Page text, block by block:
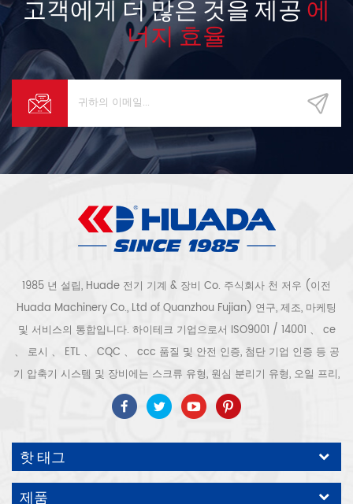
고객에게 더 많은 것을 제공 에
너지 효율
1985 년 설립, Huade 전기 기계 & 장비 Co. 주식회사 천 저우 (이전
Huada Machinery Co., Ltd of Quanzhou Fujian) 연구, 제조, 마케팅
및 서비스의 통합입니다. 하이테크 기업으로서 ISO9001 / 14001 、 ce
、 로시 、 ETL 、 CQC 、 ccc 품질 및 안전 인증, 첨단 기업 인증 등 공
기 압축기 시스템 및 장비에는 스크류 유형, 원심 분리기 유형, 오일 프리,
스크롤 유형, 피스톤 유형, 건조기, 필터, 배수기, 완전한 공기 압축기 생산
라인 등이 포함됩니다. 보다 300 가지 유형의 공기 압축기 산업 전문가
우리 회사는 보다 30 년 경력 from 압력 용기, 전기 모터, 정밀 부품 가공
및 장비에 대한 최고의 부품 주조 조립. 또한 우리 회사는 영구 자석 서보
모터의 자체 핵심 프로세스를 개발하고 관련 기술 특허를 획득하여 국가
핫 태그
제품